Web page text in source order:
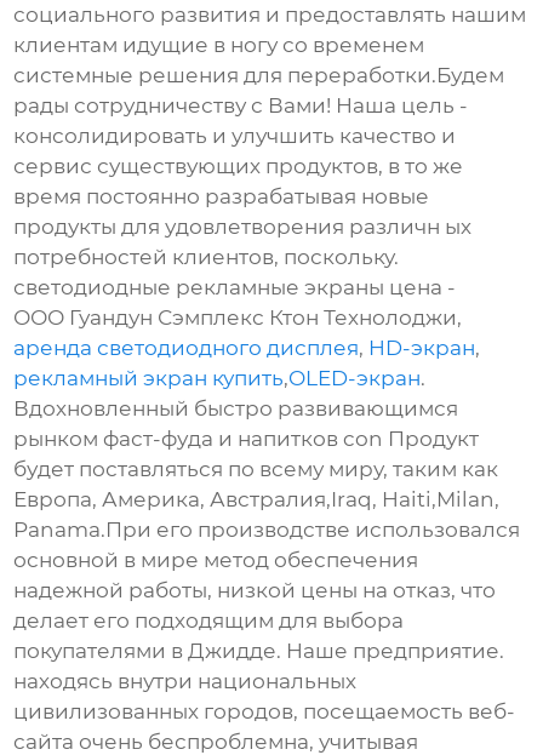
социального развития и предоставлять нашим
клиентам идущие в ногу со временем
системные решения для переработки.Будем
рады сотрудничеству с Вами! Наша цель -
консолидировать и улучшить качество и
сервис существующих продуктов, в то же
время постоянно разрабатывая новые
продукты для удовлетворения различн ых
потребностей клиентов, поскольку.
светодиодные рекламные экраны цена -
ООО Гуандун Сэмплекс Ктон Технолоджи,
аренда светодиодного дисплея, HD-экран,
рекламный экран купить,OLED-экран.
Вдохновленный быстро развивающимся
рынком фаст-фуда и напитков con Продукт
будет поставляться по всему миру, таким как
Европа, Америка, Австралия,Iraq, Haiti,Milan,
Panama.При его производстве использовался
основной в мире метод обеспечения
надежной работы, низкой цены на отказ, что
делает его подходящим для выбора
покупателями в Джидде. Наше предприятие.
находясь внутри национальных
цивилизованных городов, посещаемость веб-
сайта очень беспроблемна, учитывая